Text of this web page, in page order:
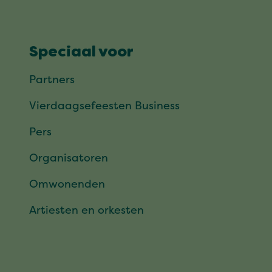
Speciaal voor
Partners
Vierdaagsefeesten Business
Pers
Organisatoren
Omwonenden
Artiesten en orkesten